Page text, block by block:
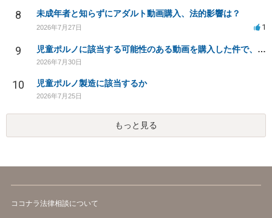
8 未成年者と知らずにアダルト動画購入、法的影響は？
2026年7月27日 1
9 児童ポルノに該当する可能性のある動画を購入した件で、家族や職場に知られたり、逮捕などあるのでしょうか
2026年7月30日
10 児童ポルノ製造に該当するか
2026年7月25日
もっと見る
ココナラ法律相談について